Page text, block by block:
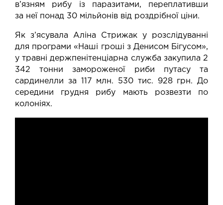
в’язням рибу із паразитами, переплативши
за неї понад 30 мільйонів від роздрібної ціни.
Як з’ясувала Аліна Стрижак у розслідуванні
для програми «Наші гроші з Денисом Бігусом»,
у травні держпенітенціарна служба закупила 2
342 тонни замороженої риби путасу та
сардинелли за 117 млн. 530 тис. 928 грн. До
середини грудня рибу мають розвезти по
колоніях.